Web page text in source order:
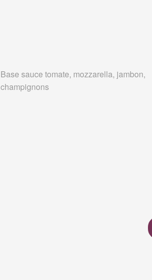
Base sauce tomate, mozzarella, jambon,
champignons